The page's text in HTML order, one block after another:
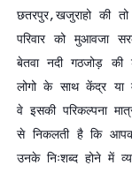
छतरपुर,खजुराहो की
परिवार को मुआवजा
बेतवा नदी गठजोड़
लोगो के साथ केंद्र या
वे इसकी परिकल्पना
से निकलती है कि
उनके निःशब्द होने में